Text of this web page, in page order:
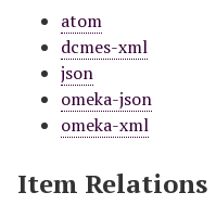
atom
dcmes-xml
json
omeka-json
omeka-xml
Item Relations